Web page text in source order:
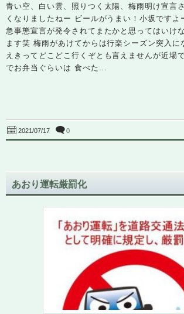
青い空、白い雲、照りつく太陽、梅雨明け宣言
くなりましたねー ビールがうまい！小坂ですよ
急事態宣言が発令されてまたかと思ってはいけ
ます笑 梅雨があけてからは行楽シーズン突入に
えきってどこどこ行くぞとも言えませんが近場
でお弁当ぐらいは 食べた...
2021/07/17 0
あおり運転厳罰化